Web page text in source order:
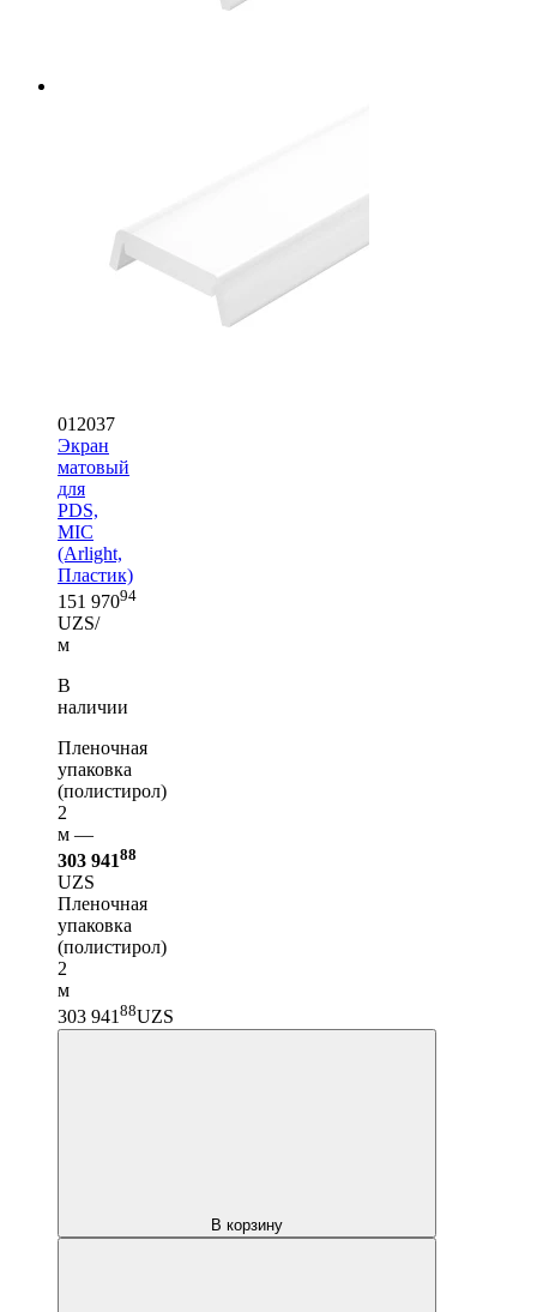
012037
Экран
матовый
для
PDS,
MIC
(Arlight,
Пластик)
151 97094
UZS/
м
В
наличии
Пленочная
упаковка
(полистирол)
2
м —
303 94188
UZS
Пленочная
упаковка
(полистирол)
2
м
303 94188UZS
В корзину